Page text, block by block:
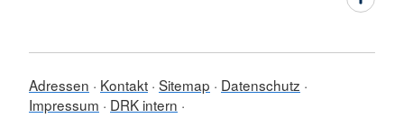
Adressen Kontakt Sitemap
Datenschutz
Impressum
DRK intern